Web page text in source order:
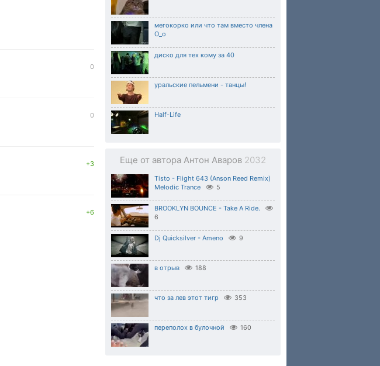
мегокорко или что там вместо члена
О_о
диско для тех кому за 40
уральские пельмени - танцы!
Half-Life
Еще от автора Антон Аваров 2032
Tisto - Flight 643 (Anson Reed Remix)
Melodic Trance
5
BROOKLYN BOUNCE - Take A Ride.
6
Dj Quicksilver - Ameno 9
в отрыв 188
что за лев этот тигр 353
переполох в булочной 160
0
0
+3
+6